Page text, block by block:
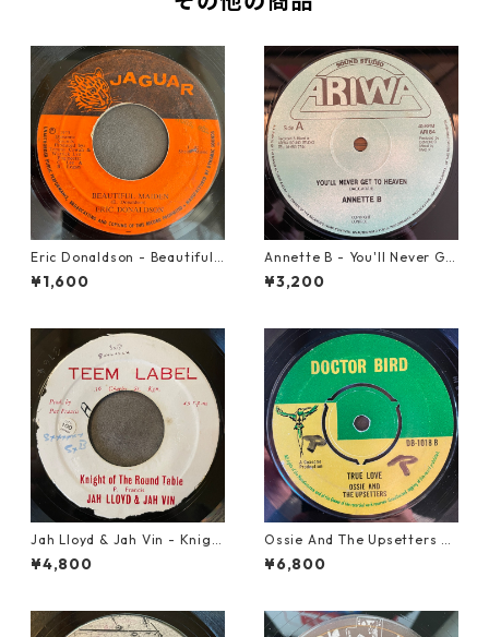
Eric Donaldson - Beautiful
Maiden【7-21788】
¥1,600
Annette B - You'll Never Ge
t To Heaven【12-50058】
¥3,200
Jah Lloyd & Jah Vin - Knigh
t Of The Round Table【7-21
908】
¥4,800
Ossie And The Upsetters -
True Love【7-22000】
¥6,800